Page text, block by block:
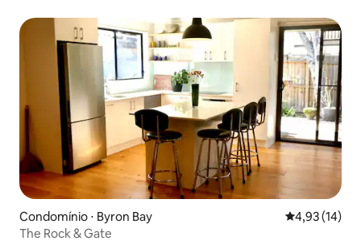
Condomínio ⋅ Byron Bay 4,93 de uma
4,93 (14)
The Rock & Gate